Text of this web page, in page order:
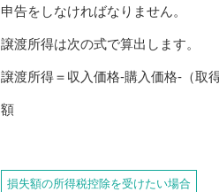
申告をしなければなりません。
譲渡所得は次の式で算出します。
譲渡所得＝収入価格-購入価格-（取
額
損失額の所得税控除を受けたい場合